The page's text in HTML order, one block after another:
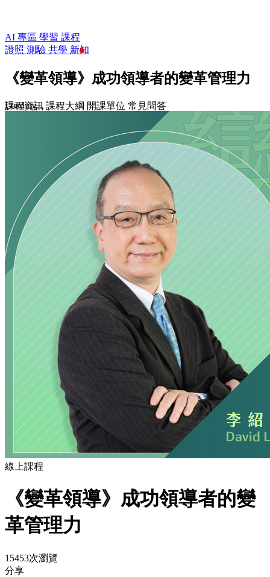
AI 專區 學習 課程
證照 測驗 共學 新知
《變革領導》成功領導者的變革管理力
課程資訊 課程大綱 開課單位 常見問答
Loading...
線上課程
《變革領導》成功領導者的變
革管理力
15453次瀏覽
分享